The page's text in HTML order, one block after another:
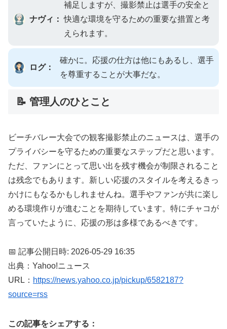
ナヴィ：
補足しますが、撮影禁止は選手の安全と
快適な環境を守るための重要な措置と考
えられます。
ログ：
確かに。応援の仕方は他にもあるし、選手
を尊重することが大事だな。
📝 管理人のひとこと
ビーチバレー大会での観客撮影禁止のニュースは、選手の
プライバシーを守るための重要なステップだと思います。
ただ、ファンにとって思い出を残す機会が制限されること
は残念でもあります。新しい応援のスタイルを考えるきっ
かけにもなるかもしれませんね。選手やファンが共に楽し
める環境作りが進むことを期待しています。特にチャコが
言っていたように、応援の形は多様であるべきです。
📅 記事公開日時: 2026-05-29 16:35
出典：Yahoo!ニュース
URL： https://news.yahoo.co.jp/pickup/6582187?
source=rss
この記事をシェアする：